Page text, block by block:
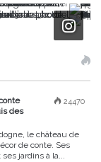
24470
des
le château de
de conte. Ses
jardins à la...